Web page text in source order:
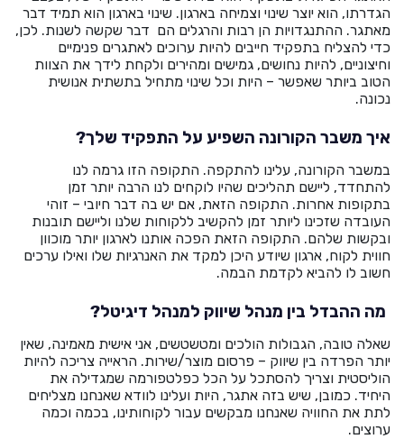
הגדרתו, הוא יוצר שינוי וצמיחה בארגון. שינוי בארגון הוא תמיד דבר
מאתגר. ההתנגדויות הן רבות והרגלים הם דבר שקשה לשנות. לכן,
כדי להצליח בתפקיד חייבים להיות ערוכים לאתגרים פנימיים
וחיצוניים, להיות נחושים, גמישים ומהירים ולקחת לידך את הצוות
הטוב ביותר שאפשר – היות וכל שינוי מתחיל בתשתית אנושית
נכונה.
איך משבר הקורונה השפיע על התפקיד שלך?
במשבר הקורונה, עלינו להתקפה. התקופה הזו גרמה לנו
להתחדד, ליישם תהליכים שהיו לוקחים לנו הרבה יותר זמן
בתקופות אחרות. התקופה הזאת, אם יש בה דבר חיובי – זוהי
העובדה שזכינו ליותר זמן להקשיב ללקוחות שלנו וליישם תובנות
ובקשות שלהם. התקופה הזאת הפכה אותנו לארגון יותר מוכוון
חווית לקוח, ארגון שיודע היכן למקד את האנרגיות שלו ואילו ערכים
חשוב לו להביא לקדמת הבמה.
מה ההבדל בין מנהל שיווק למנהל דיגיטל?
שאלה טובה, הגבולות הולכים ומטשטשים, אני אישית מאמינה, שאין
יותר הפרדה בין שיווק – פרסום מוצר/שירות. הראייה צריכה להיות
הוליסטית וצריך להסתכל על הכל כפלטפורמה שמגדילה את
היחיד. כמובן, שיש בזה אתגר, היות ועלינו לוודא שאנחנו מצליחים
לתת את החוויה שאנחנו מבקשים עבור לקוחותינו, בכמה וכמה
ערוצים.